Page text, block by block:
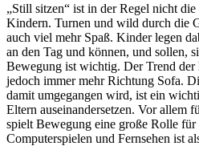
„Still sitzen“ ist in der Regel nicht
Kindern. Turnen und wild durch die
auch viel mehr Spaß. Kinder legen
an den Tag und können, und sollen,
Bewegung ist wichtig. Der Trend der
jedoch immer mehr Richtung Sofa.
damit umgegangen wird, ist ein
Eltern auseinandersetzen. Vor allem
spielt Bewegung eine große Rolle
Computerspielen und Fernsehen ist